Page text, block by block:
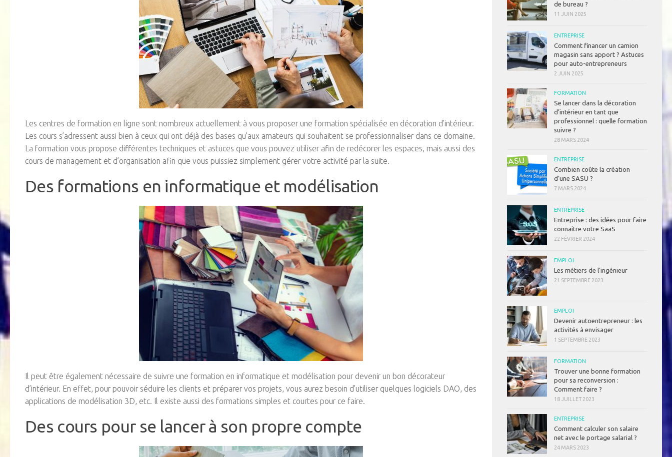
Les centres de formation en ligne sont nombreux actuellement à vous proposer une formation spécialisée en décoration d’intérieur.
Les cours s’adressent aussi bien à ceux qui ont déjà des bases qu’aux amateurs qui souhaitent se professionnaliser dans ce domaine.
La formation vous propose différentes techniques et astuces que vous pouvez utiliser afin de redécorer les espaces, mais aussi des
cours de management et d’organisation afin que vous puissiez simplement gérer votre activité par la suite.
Des formations en informatique et modélisation
Il peut être également nécessaire de suivre une formation en informatique et modélisation pour devenir un bon décorateur
d’intérieur. En effet, pour pouvoir séduire les clients et préparer vos projets, vous aurez besoin d’utiliser quelques logiciels DAO, des
applications de modélisation 3D, etc. Il existe aussi des formations simples et courtes pour ce faire.
Des cours pour se lancer à son propre compte
de bureau ?
11 JUIN 2025
ENTREPRISE
Comment financer un camion
magasin sans apport ? Astuces
pour auto-entrepreneurs
2 JUIN 2025
FORMATION
Se lancer dans la décoration
d’intérieur en tant que
professionnel : quelle formation
suivre ?
28 MARS 2024
ENTREPRISE
Combien coûte la création
d’une SASU ?
7 MARS 2024
ENTREPRISE
Entreprise : des idées pour faire
connaitre votre SaaS
22 FÉVRIER 2024
EMPLOI
Les métiers de l’ingénieur
21 SEPTEMBRE 2023
EMPLOI
Devenir autoentrepreneur : les
activités à envisager
1 SEPTEMBRE 2023
FORMATION
Trouver une bonne formation
pour sa reconversion :
Comment faire ?
18 JUILLET 2023
ENTREPRISE
Comment calculer son salaire
net avec le portage salarial ?
24 MARS 2023